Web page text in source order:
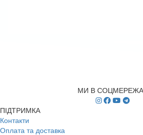
МИ В
ПІДТРИМКА
Контакти
Оплата та доставка